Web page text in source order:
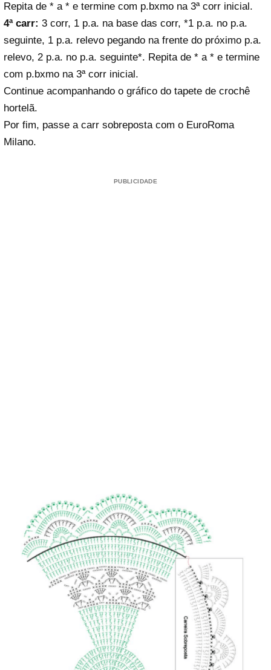
Repita de * a * e termine com p.bxmo na 3ª corr inicial.
4ª carr: 3 corr, 1 p.a. na base das corr, *1 p.a. no p.a.
seguinte, 1 p.a. relevo pegando na frente do próximo p.a.
relevo, 2 p.a. no p.a. seguinte*. Repita de * a * e termine
com p.bxmo na 3ª corr inicial.
Continue acompanhando o gráfico do tapete de crochê
hortelã.
Por fim, passe a carr sobreposta com o EuroRoma
Milano.
PUBLICIDADE